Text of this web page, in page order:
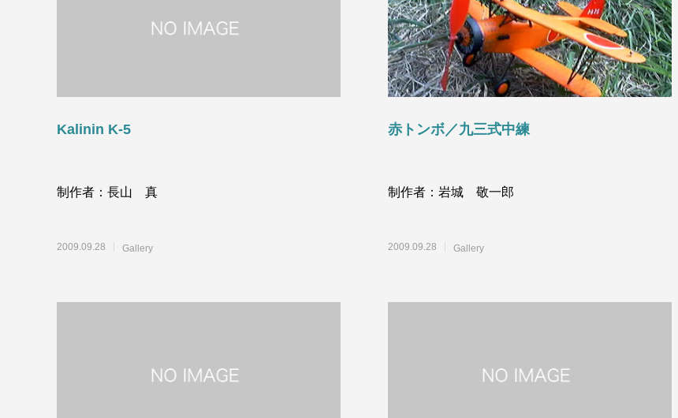
Kalinin K-5
制作者：長山 真
2009.09.28 Gallery
赤トンボ／九三式中練
制作者：岩城 敬一郎
2009.09.28 Gallery